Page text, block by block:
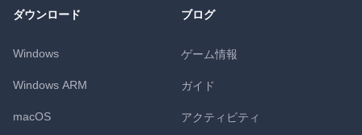
ダウンロード
Windows
Windows ARM
macOS
ブログ
ゲーム情報
ガイド
アクティビティ